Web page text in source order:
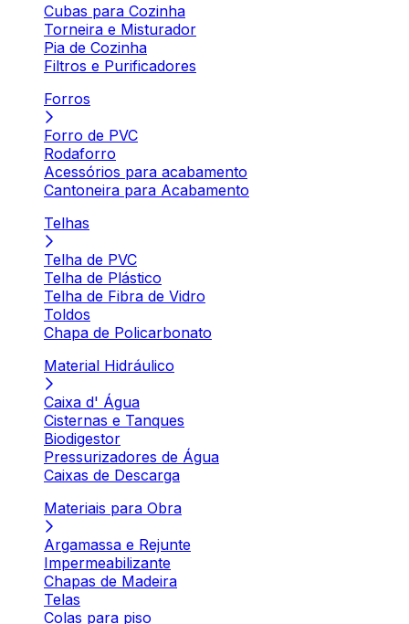
Cubas para Cozinha
Torneira e Misturador
Pia de Cozinha
Filtros e Purificadores
Forros
Forro de PVC
Rodaforro
Acessórios para acabamento
Cantoneira para Acabamento
Telhas
Telha de PVC
Telha de Plástico
Telha de Fibra de Vidro
Toldos
Chapa de Policarbonato
Material Hidráulico
Caixa d' Água
Cisternas e Tanques
Biodigestor
Pressurizadores de Água
Caixas de Descarga
Materiais para Obra
Argamassa e Rejunte
Impermeabilizante
Chapas de Madeira
Telas
Colas para piso